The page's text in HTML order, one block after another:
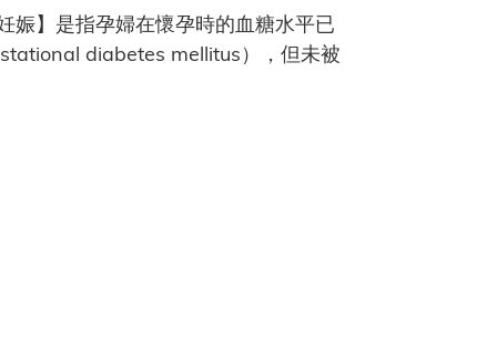
娠】是指孕婦在懷孕時的血糖水平已
diabetes mellitus），但未被